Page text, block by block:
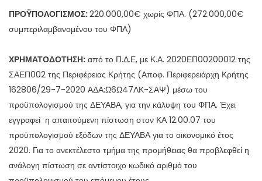
ΠΡΟΫΠΟΛΟΓΙΣΜΟΣ:220.000,00€ χωρίς ΦΠΑ. (272.000,00€
συμπεριλαμβανομένου του ΦΠΑ)
ΧΡΗΜΑΤΟΔΟΤΗΣΗ: από το Π.Δ.Ε, με Κ.Α. 2020ΕΠ00200012 της
ΣΑΕΠ002 της Περιφέρειας Κρήτης (Αποφ. Περιφερειάρχη Κρήτης
162806/29-7-2020 ΑΔΑ:Ω6Ω47ΛΚ-ΣΑΨ) μέσω του
προϋπολογισμού της ΔΕΥΑΒΑ, για την κάλυψη του ΦΠΑ. Έχει
εγγραφεί η απαιτούμενη πίστωση στον ΚΑ 12.00.07 του
προϋπολογισμού εξόδων της ΔΕΥΑΒΑ για το οικονομικό έτος
2020. Για το ανεκτέλεστο τμήμα της προμήθειας θα προβλεφθεί η
ανάλογη πίστωση σε αντίστοιχο κωδικό αριθμό του